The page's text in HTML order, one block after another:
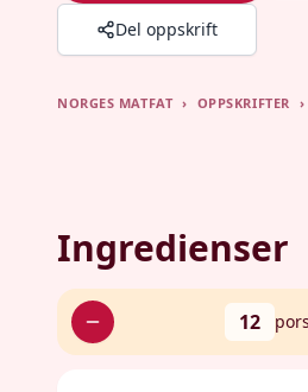
Del oppskrift
NORGES MATFAT › OPPSKRIFTER ›
Ingredienser
12